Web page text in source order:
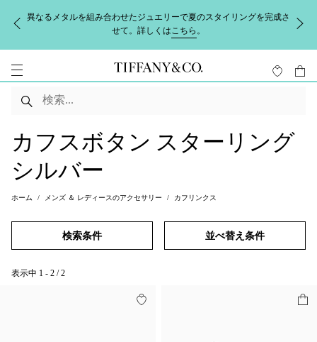
異なるメタルを組み合わせたジュエリーで夏のスタイリングを完成さ
せて。詳しくはこちら 。
カフスボタン スターリング
シルバー
ホーム メンズ ＆ レディースのアクセサリー カフリンクス
検索条件 並べ替え条件
表示中 1 - 2 / 2